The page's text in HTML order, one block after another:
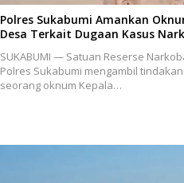
Polres Sukabumi Amankan
Desa Terkait Dugaan Kasus
SUKABUMI — Satuan Reserse
Polres Sukabumi mengambil
seorang oknum Kepala…